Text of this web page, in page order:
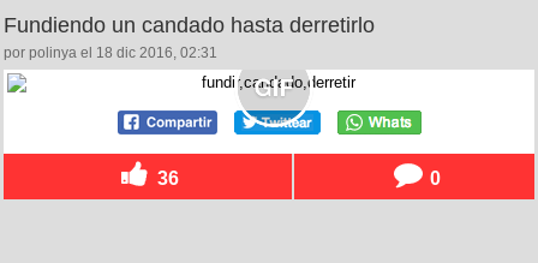
Fundiendo un candado hasta derretirlo
por polinya el 18 dic 2016, 02:31
36 0